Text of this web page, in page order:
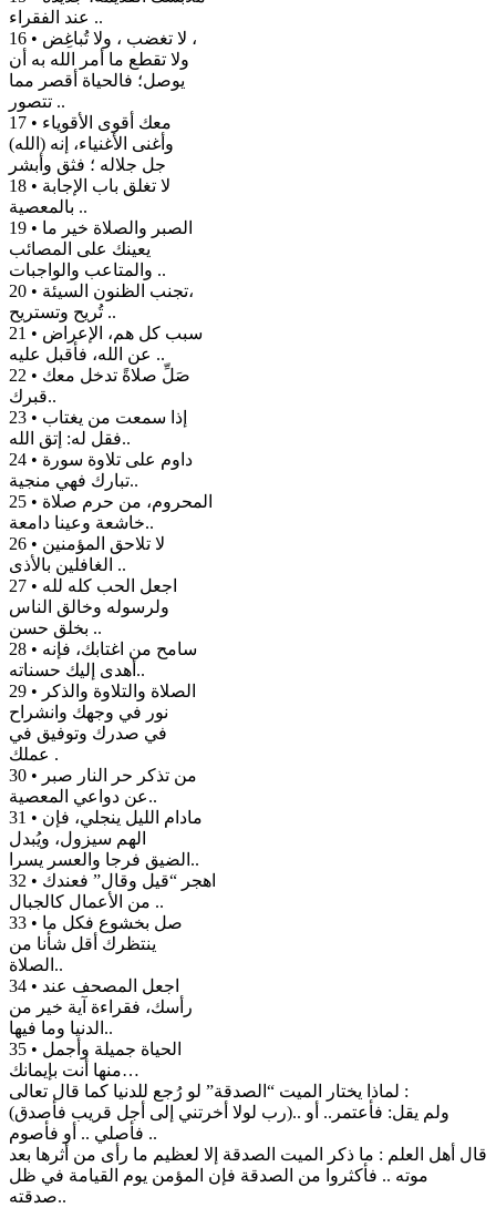
عند الفقراء ..
16 • لا تغضب ، ولا تُباغِض ،
ولا تقطع ما أمر الله به أن
يوصل؛ فالحياة أقصر مما
تتصور ..
17 • معك أقوى الأقوياء
وأغنى الأغنياء، إنه (الله)
جل جلاله ؛ فثق وأبشر
18 • لا تغلق باب الإجابة
بالمعصية ..
19 • الصبر والصلاة خير ما
يعينك على المصائب
والمتاعب والواجبات ..
20 • تجنب الظنون السيئة،
تُريح وتستريح ..
21 • سبب كل هم، الإعراض
عن الله، فأقبل عليه ..
22 • صَلِّ صلاةً تدخل معك
قبرك..
23 • إذا سمعت من يغتاب
فقل له: إتق الله..
24 • داوم على تلاوة سورة
تبارك فهي منجية..
25 • المحروم، من حرم صلاة
خاشعة وعينا دامعة..
26 • لا تلاحق المؤمنين
الغافلين بالأذى ..
27 • اجعل الحب كله لله
ولرسوله وخالق الناس
بخلق حسن ..
28 • سامح من اغتابك، فإنه
أهدى إليك حسناته..
29 • الصلاة والتلاوة والذكر
نور في وجهك وانشراح
في صدرك وتوفيق في
عملك .
30 • من تذكر حر النار صبر
عن دواعي المعصية..
31 • مادام الليل ينجلي، فإن
الهم سيزول، ويُبدل
الضيق فرجا والعسر يسرا..
32 • اهجر “قيل وقال” فعندك
من الأعمال كالجبال ..
33 • صل بخشوع فكل ما
ينتظرك أقل شأنا من
الصلاة..
34 • اجعل المصحف عند
رأسك، فقراءة آية خير من
الدنيا وما فيها..
35 • الحياة جميلة وأجمل
منها أنت بإيمانك…
لماذا يختار الميت “الصدقة” لو رُجع للدنيا كما قال تعالى :
(رب لولا أخرتني إلى أجل قريب فأصدق).. ولم يقل: فأعتمر.. أو
فأصلي .. أو فأصوم ..
قال أهل العلم : ما ذكر الميت الصدقة إلا لعظيم ما رأى من أثرها بعد
موته .. فأكثروا من الصدقة فإن المؤمن يوم القيامة في ظل
صدقته..